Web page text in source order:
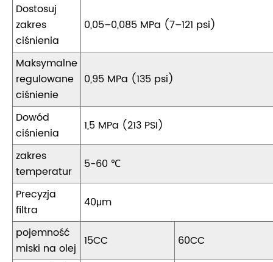
Dostosuj
zakres
ciśnienia
0,05–0,085 MPa (7–121 psi)
Maksymalne
regulowane
ciśnienie
0,95 MPa (135 psi)
Dowód
ciśnienia
1,5 MPa (213 PSI)
zakres
temperatur
5-60 ℃
Precyzja
filtra
40μm
pojemność
miski na olej 15CC
60CC